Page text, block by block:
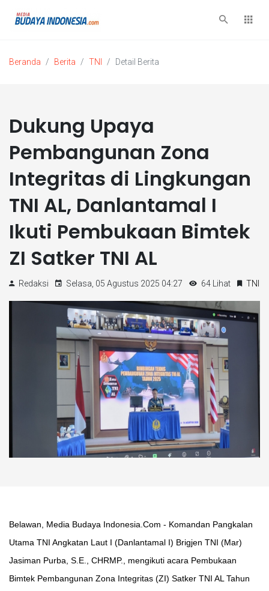
Beranda Berita TNI Detail Berita
Dukung Upaya
Pembangunan Zona
Integritas di Lingkungan
TNI AL, Danlantamal I
Ikuti Pembukaan Bimtek
ZI Satker TNI AL
Redaksi Selasa, 05 Agustus 2025 04:27 64 Lihat TNI
Belawan, Media Budaya Indonesia.Com - Komandan Pangkalan
Utama TNI Angkatan Laut I (Danlantamal I) Brigjen TNI (Mar)
Jasiman Purba, S.E., CHRMP., mengikuti acara Pembukaan
Bimtek Pembangunan Zona Integritas (ZI) Satker TNI AL Tahun